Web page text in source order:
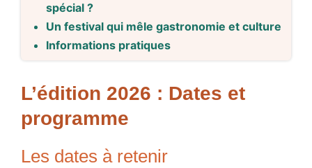
spécial ?
Un festival qui mêle gastronomie et culture
Informations pratiques
L’édition 2026 : Dates et
programme
Les dates à retenir